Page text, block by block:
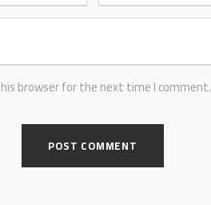
browser for the next time I comment.